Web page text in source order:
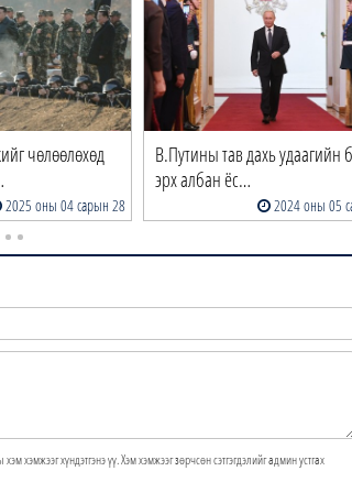
чөлөөлөхөд
2025 оны 04 сарын 28
В.Путины тав дахь удаагийн
эрх албан ёс…
2024 оны 05
хэмжээг хүндэтгэнэ үү. Хэм хэмжээг зөрчсөн сэтгэгдэлийг админ устгах